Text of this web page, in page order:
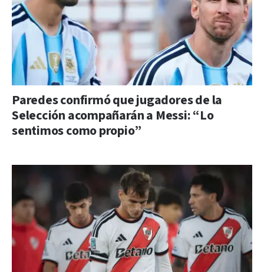
Paredes confirmó que jugadores de la
Selección acompañarán a Messi: “Lo
sentimos como propio”